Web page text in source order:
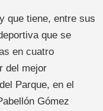
que tiene, entre sus
que se
en cuatro
del mejor
Parque, en el
Gómez